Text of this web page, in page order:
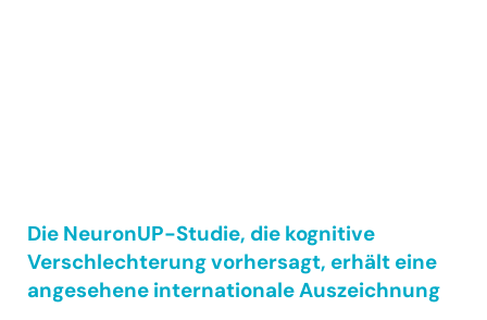
Die NeuronUP-Studie, die kognitive
Verschlechterung vorhersagt, erhält eine
angesehene internationale Auszeichnung